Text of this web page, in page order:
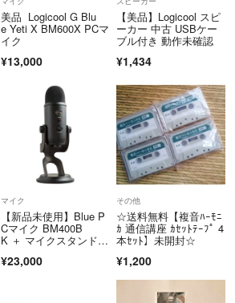
美品 Logicool G Blu
e Yeti X BM600X PCマ
イク
¥13,000
【美品】Logicool スピ
ーカー 中古 USBケー
ブル付き 動作未確認
¥1,434
マイク
【新品未使用】Blue P
Cマイク BM400B
K ＋ マイクスタンド付
¥23,000
その他
☆送料無料【複音ﾊｰﾓﾆ
ｶ 通信講座 ｶｾｯﾄﾃｰﾌﾟ 4
本ｾｯﾄ】未開封☆
¥1,200